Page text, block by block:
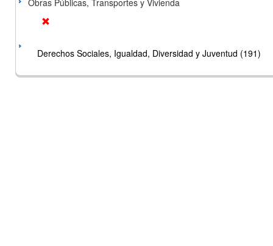
Obras Públicas, Transportes y Vivienda
Derechos Sociales, Igualdad, Diversidad y Juventud (191)